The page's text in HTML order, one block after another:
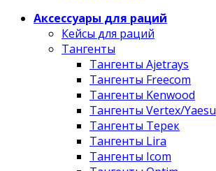
Аксессуары для раций
Кейсы для раций
Тангенты
Тангенты Ajetrays
Тангенты Freecom
Тангенты Kenwood
Тангенты Vertex/Yaesu
Тангенты Терек
Тангенты Lira
Тангенты Icom